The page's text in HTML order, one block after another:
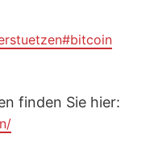
finden Sie hier: